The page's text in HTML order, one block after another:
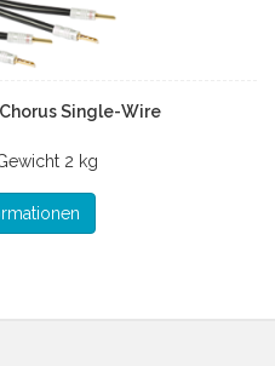
Single-Wire
2 kg